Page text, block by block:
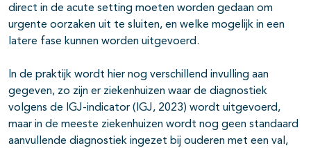
direct in de acute setting moeten worden gedaan om
urgente oorzaken uit te sluiten, en welke mogelijk in een
latere fase kunnen worden uitgevoerd.
In de praktijk wordt hier nog verschillend invulling aan
gegeven, zo zijn er ziekenhuizen waar de diagnostiek
volgens de IGJ-indicator (IGJ, 2023) wordt uitgevoerd,
maar in de meeste ziekenhuizen wordt nog geen standaard
aanvullende diagnostiek ingezet bij ouderen met een val,